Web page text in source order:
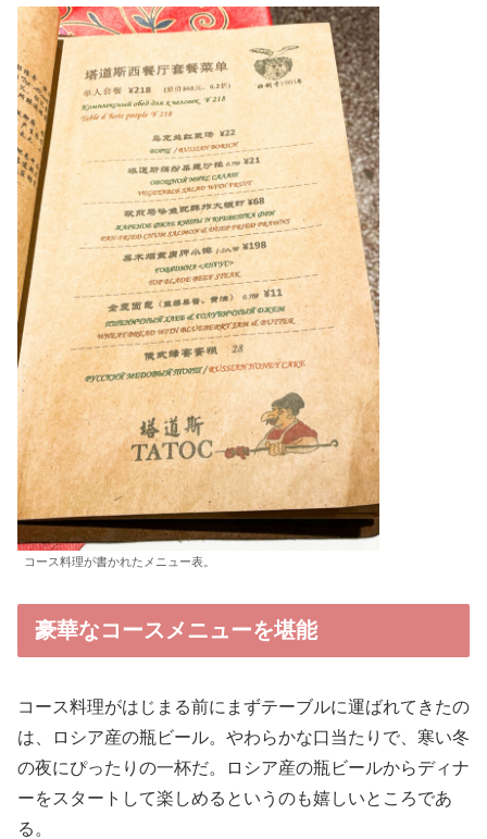
コース料理が書かれたメニュー表。
豪華なコースメニューを堪能
コース料理がはじまる前にまずテーブルに運ばれてきたの
は、ロシア産の瓶ビール。やわらかな口当たりで、寒い冬
の夜にぴったりの一杯だ。ロシア産の瓶ビールからディナ
ーをスタートして楽しめるというのも嬉しいところであ
る。